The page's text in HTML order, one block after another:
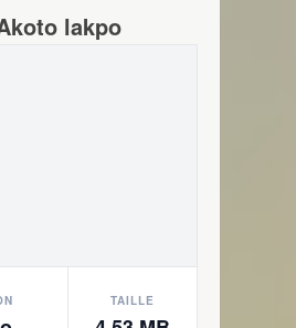
lakpo
TAILLE